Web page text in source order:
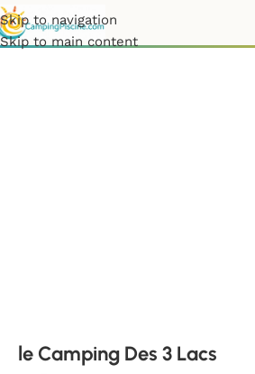
Skip to navigation
Skip to main content
Auvergne-Rhône-Alpes
le Camping Des 3 Lacs